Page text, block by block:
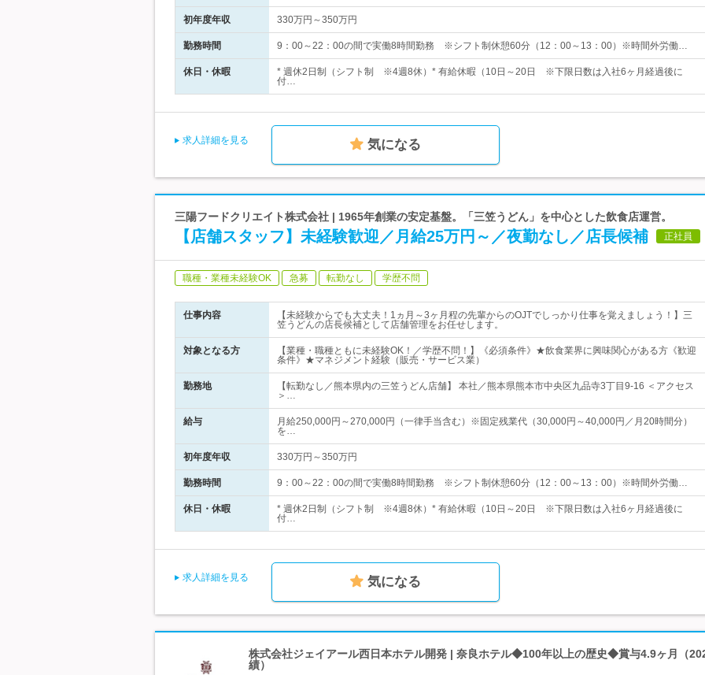
初年度年収 330万円～350万円
勤務時間 9：00～22：00の間で実働8時間勤務 ※シフト制休憩60分（12：00～13：00）※時間外労働…
休日・休暇
* 週休2日制（シフト制 ※4週8休）* 有給休暇（10日～20日 ※下限日数は入社6ヶ月経過後に
付…
求人詳細を見る 気になる
三陽フードクリエイト株式会社 | 1965年創業の安定基盤。「三笠うどん」を中心とした飲食店運営。
【店舗スタッフ】未経験歓迎／月給25万円～／夜勤なし／店長候補 正社員
職種・業種未経験OK 急募 転勤なし 学歴不問
仕事内容
【未経験からでも大丈夫！1ヵ月～3ヶ月程の先輩からのOJTでしっかり仕事を覚えましょう！】三
笠うどんの店長候補として店舗管理をお任せします。
対象となる方
【業種・職種ともに未経験OK！／学歴不問！】《必須条件》★飲食業界に興味関心がある方《歓迎
条件》★マネジメント経験（販売・サービス業）
勤務地
【転勤なし／熊本県内の三笠うどん店舗】 本社／熊本県熊本市中央区九品寺3丁目9-16 ＜アクセス
＞…
給与
月給250,000円～270,000円（一律手当含む）※固定残業代（30,000円～40,000円／月20時間分）
を…
初年度年収 330万円～350万円
勤務時間 9：00～22：00の間で実働8時間勤務 ※シフト制休憩60分（12：00～13：00）※時間外労働…
休日・休暇
* 週休2日制（シフト制 ※4週8休）* 有給休暇（10日～20日 ※下限日数は入社6ヶ月経過後に
付…
求人詳細を見る 気になる
株式会社ジェイアール西日本ホテル開発 | 奈良ホテル◆100年以上の歴史◆賞与4.9ヶ月（
績）